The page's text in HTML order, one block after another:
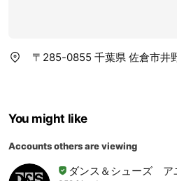
〒285-0855 千葉県 佐倉市井
You might like
Accounts others are viewing
ダンス＆シューズ ア